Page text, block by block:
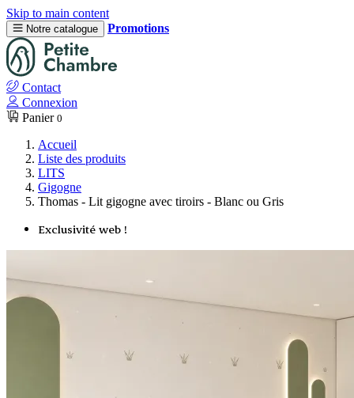
Skip to main content
Notre catalogue Promotions
Contact
Connexion
Panier 0
Accueil
Liste des produits
LITS
Gigogne
Thomas - Lit gigogne avec tiroirs - Blanc ou Gris
Exclusivité web !